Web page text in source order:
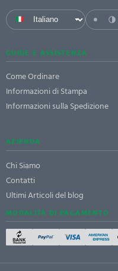
GUIDE E ASSISTENZA
Come Ordinare
Informazioni di Stampa
Informazioni sulla Spedizione
AZIENDA
Chi Siamo
Contatti
Ultimi Articoli del blog
MODALITÀ DI PAGAMENTO